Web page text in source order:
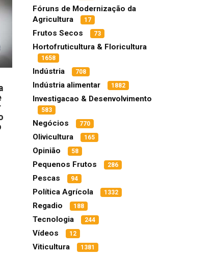
Fóruns de Modernização da
Agricultura
17
Frutos Secos 73
Hortofruticultura & Floricultura
1658
Indústria 708
Indústria alimentar 1882
Investigacao & Desenvolvimento
583
Negócios 770
Olivicultura 165
Opinião 58
Pequenos Frutos 286
Pescas 94
Política Agrícola 1332
Regadio 188
Tecnologia 244
Vídeos 12
Viticultura 1381